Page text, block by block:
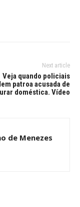
Next article
Veja quando policiais
patroa acusada de
doméstica. Vídeo
de Menezes